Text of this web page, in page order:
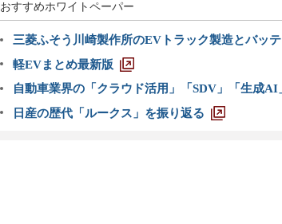
おすすめホワイトペーパー
三菱ふそう川崎製作所のEVトラック製造とバッ
軽EVまとめ最新版
自動車業界の「クラウド活用」「SDV」「生成AI
日産の歴代「ルークス」を振り返る